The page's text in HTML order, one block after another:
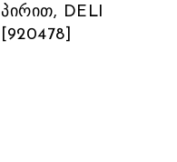
პირით, DELI
[920478]